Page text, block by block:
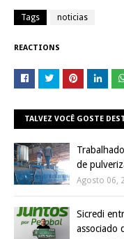
Tags noticias
REACTIONS
TALVEZ VOCÊ GOSTE
de
Agosto 06,
Sicredi
associado